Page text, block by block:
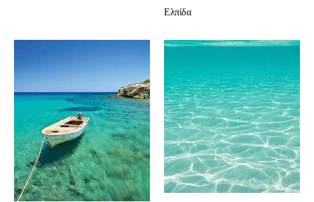
Ελπίδα